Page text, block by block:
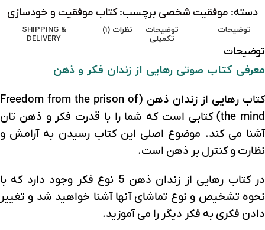
دسته: موفقیت شخصی برچسب: کتاب موفقیت و خودسازی
توضیحات
توضیحات
تکمیلی
نظرات (1)
SHIPPING &
DELIVERY
توضیحات
معرفی کتاب صوتی رهایی از زندان فکر و ذهن
کتاب رهایی از زندان ذهن (Freedom from the prison of
the mind) کتابی است که شما را با قدرت فکر و ذهن تان
آشنا می کند. موضوع اصلی این کتاب رسیدن به آرامش و
نظارت و کنترل بر ذهن است.
در کتاب رهایی از زندان ذهن 5 نوع فکر وجود دارد که با
نحوه تشخیص و نوع تماشای آنها آشنا خواهید شد و تغییر
دادن فکری به فکر دیگر را می آموزید.